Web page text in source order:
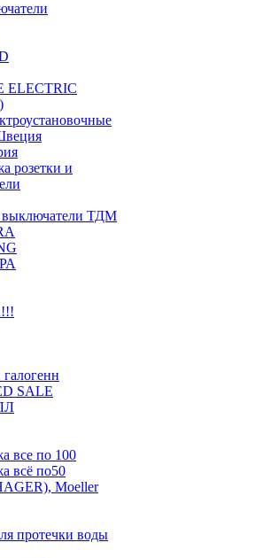
ELECTRIC
розетки и
выключатели ТДМ
SALE
все по 100
всё по50
Moeller
протечки воды